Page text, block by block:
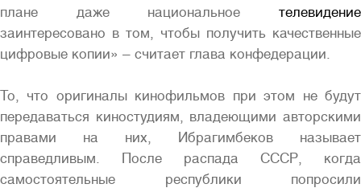
плане даже национальное телевидение
заинтересовано в том, чтобы получить качественные
цифровые копии» – считает глава конфедерации.
То, что оригиналы кинофильмов при этом не будут
передаваться киностудиям, владеющими авторскими
правами на них, Ибрагимбеков называет
справедливым. После распада СССР, когда
самостоятельные республики попросили